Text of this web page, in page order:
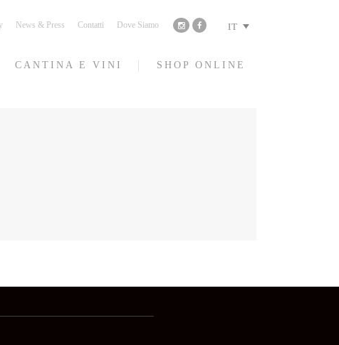
IT
News & Press Contatti Dove Siamo
CANTINA E VINI SHOP ONLINE